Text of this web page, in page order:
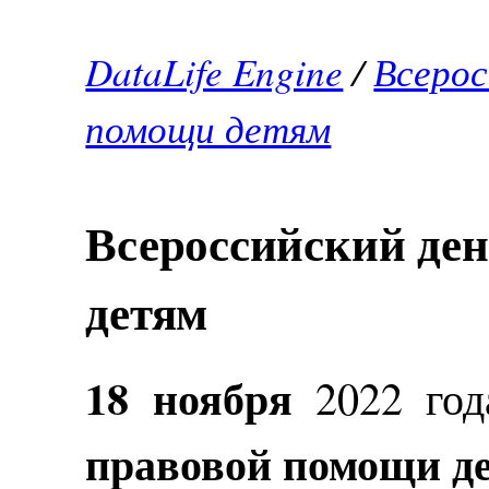
DataLife Engine/
помощи детям
Всероссийский
детям
18 ноября 2022
правовой помощи